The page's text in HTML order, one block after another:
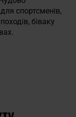
спортсменів,
біваку